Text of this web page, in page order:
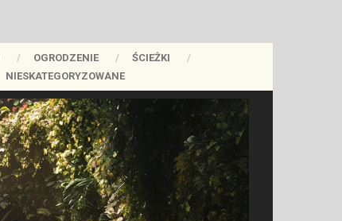
OGRODZENIE
ŚCIEŻKI
NIESKATEGORYZOWANE